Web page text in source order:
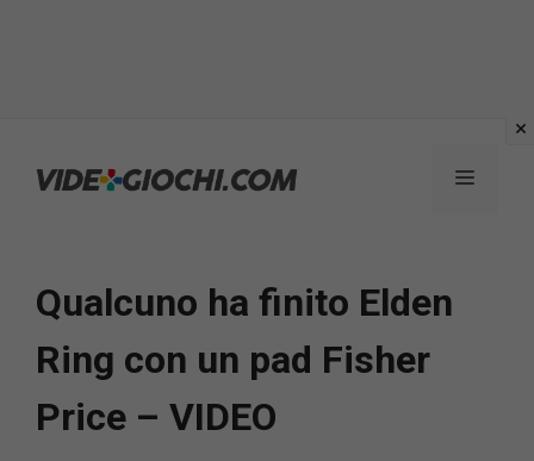
Menu
Qualcuno ha finito Elden
Ring con un pad Fisher
Price – VIDEO